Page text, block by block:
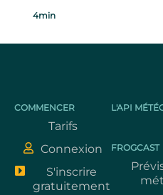
4min
COMMENCER
Tarifs
Connexion
S'inscrire
gratuitement
L'API
FROGCAST